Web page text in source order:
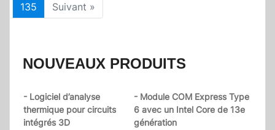
135
Suivant »
NOUVEAUX PRODUITS
- Logiciel d’analyse
thermique pour circuits
intégrés 3D
- Module COM Express Type
6 avec un Intel Core de 13e
génération